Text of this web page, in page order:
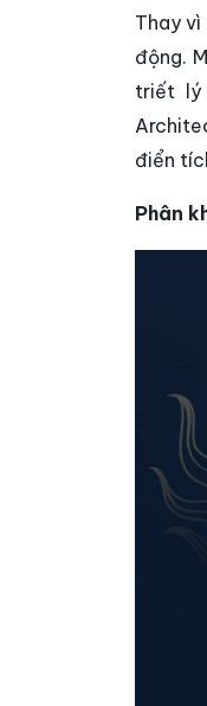
Thay
động.
triết lý
điển
Phân